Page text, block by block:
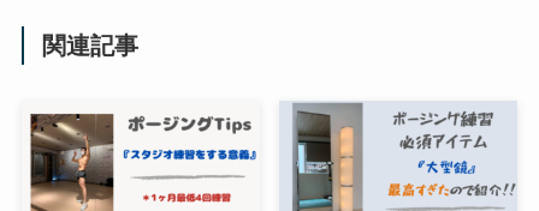
関連記事